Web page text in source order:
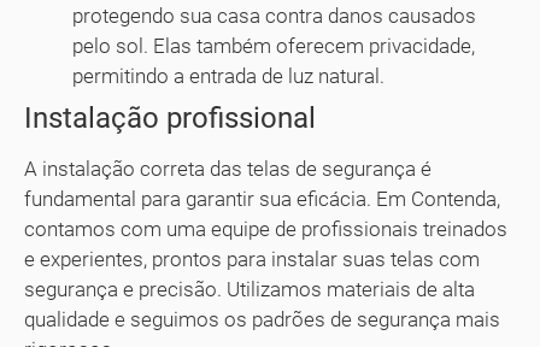
protegendo sua casa contra danos causados
pelo sol. Elas também oferecem privacidade,
permitindo a entrada de luz natural.
Instalação profissional
A instalação correta das telas de segurança é
fundamental para garantir sua eficácia. Em Contenda,
contamos com uma equipe de profissionais treinados
e experientes, prontos para instalar suas telas com
segurança e precisão. Utilizamos materiais de alta
qualidade e seguimos os padrões de segurança mais